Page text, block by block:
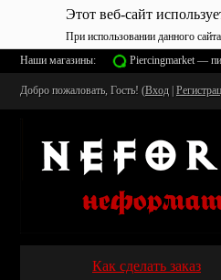
Этот веб-сайт
При использовании данного
Наши магазины: Piercingmarket —
Добро пожаловать, Гость! (Вход
Как сделать заказ